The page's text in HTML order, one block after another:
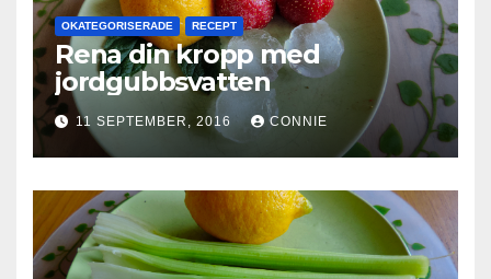
OKATEGORISERADE RECEPT
Rena din kropp med
jordgubbsvatten
11 SEPTEMBER, 2016 CONNIE